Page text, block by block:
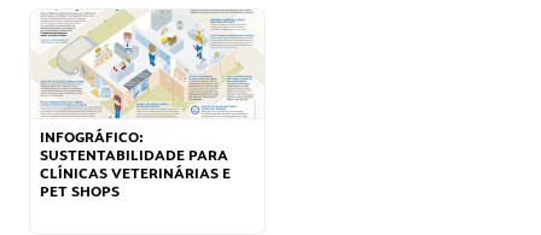
INFOGRÁFICO:
SUSTENTABILIDADE PARA
CLÍNICAS VETERINÁRIAS E
PET SHOPS